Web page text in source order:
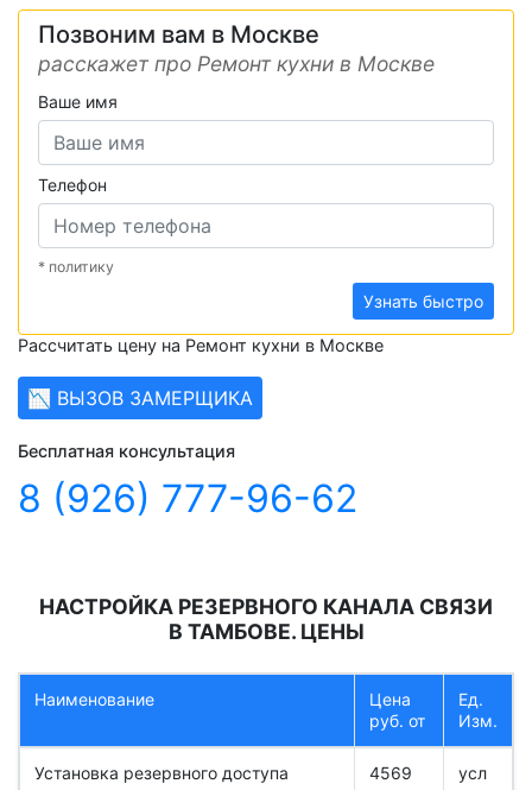
Позвоним вам в Москве
расскажет про Ремонт кухни в Москве
Ваше имя
Телефон
* политику
Узнать быстро
Рассчитать цену на Ремонт кухни в Москве
📉 ВЫЗОВ ЗАМЕРЩИКА
Бесплатная консультация
8 (926) 777-96-62
НАСТРОЙКА РЕЗЕРВНОГО КАНАЛА СВЯЗИ
В ТАМБОВЕ. ЦЕНЫ
Наименование
Цена
руб. от
Ед.
Изм.
Установка резервного доступа
4569 усл